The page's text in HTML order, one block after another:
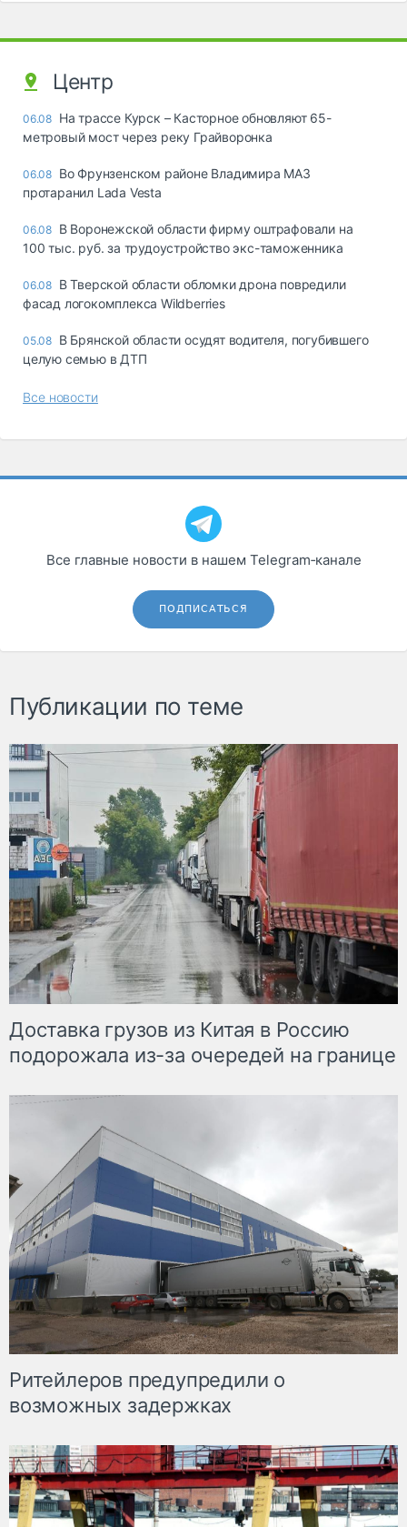
Центр
06.08 На трассе Курск – Касторное обновляют 65-
метровый мост через реку Грайворонка
06.08 Во Фрунзенском районе Владимира МАЗ
протаранил Lada Vesta
06.08 В Воронежской области фирму оштрафовали на
100 тыс. руб. за трудоустройство экс-таможенника
06.08 В Тверской области обломки дрона повредили
фасад логокомплекса Wildberries
05.08 В Брянской области осудят водителя, погубившего
целую семью в ДТП
Все новости
Все главные новости в нашем Telegram‑канале
ПОДПИСАТЬСЯ
Публикации по теме
Доставка грузов из Китая в Россию
подорожала из-за очередей на границе
Ритейлеров предупредили о
возможных задержках